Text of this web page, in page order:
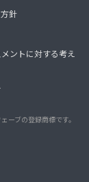
針
ントに対する考え
ーブの登録商標です。